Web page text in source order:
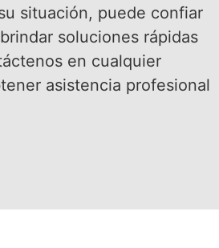
situación, puede confiar
soluciones rápidas
en cualquier
asistencia profesional